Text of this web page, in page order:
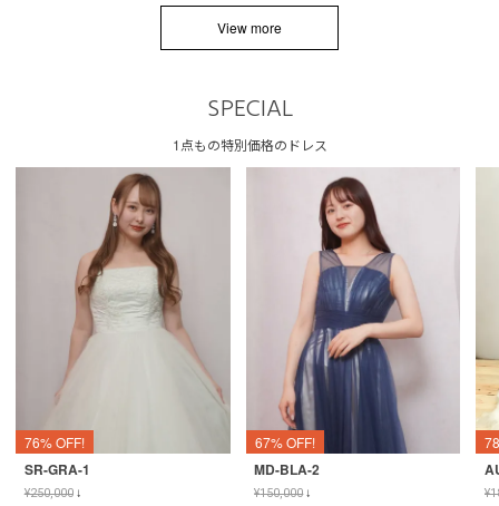
View more
SPECIAL
1点もの特別価格のドレス
76% OFF!
SR-GRA-1
¥250,000↓
67% OFF!
MD-BLA-2
¥150,000↓ ¥